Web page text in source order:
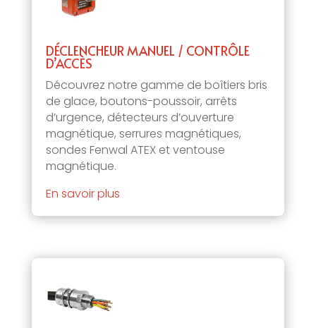
DÉCLENCHEUR MANUEL / CONTRÔLE
D’ACCÈS
Découvrez notre gamme de boîtiers bris
de glace, boutons-poussoir, arrêts
d’urgence, détecteurs d’ouverture
magnétique, serrures magnétiques,
sondes Fenwal ATEX et ventouse
magnétique.
En savoir plus